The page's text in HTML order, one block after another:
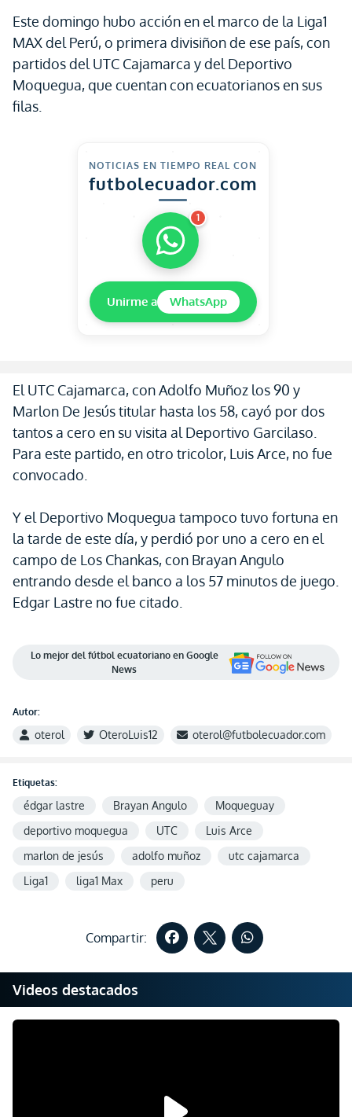
Este domingo hubo acción en el marco de la Liga1
MAX del Perú, o primera divisiñon de ese país, con
partidos del UTC Cajamarca y del Deportivo
Moquegua, que cuentan con ecuatorianos en sus
filas.
NOTICIAS EN TIEMPO REAL CON
futbolecuador.com
1
Unirme a WhatsApp
El UTC Cajamarca, con Adolfo Muñoz los 90 y
Marlon De Jesús titular hasta los 58, cayó por dos
tantos a cero en su visita al Deportivo Garcilaso.
Para este partido, en otro tricolor, Luis Arce, no fue
convocado.
Y el Deportivo Moquegua tampoco tuvo fortuna en
la tarde de este día, y perdió por uno a cero en el
campo de Los Chankas, con Brayan Angulo
entrando desde el banco a los 57 minutos de juego.
Edgar Lastre no fue citado.
Lo mejor del fútbol ecuatoriano en Google
News
Autor:
oterol OteroLuis12 oterol@futbolecuador.com
Etiquetas:
édgar lastre Brayan Angulo
Moqueguay
deportivo moquegua
UTC
Luis Arce
marlon de jesús
adolfo muñoz
utc cajamarca
Liga1
liga1 Max peru
Compartir:
Videos destacados